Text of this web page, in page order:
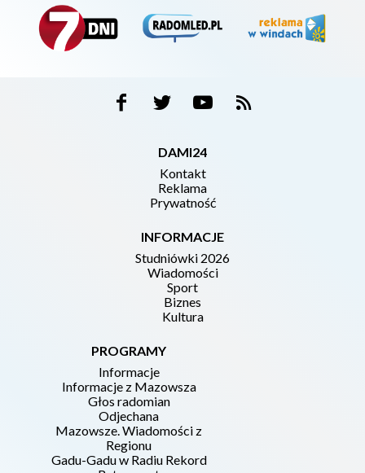
DAMI24
Kontakt
Reklama
Prywatność
INFORMACJE
Studniówki 2026
Wiadomości
Sport
Biznes
Kultura
PROGRAMY
Informacje
Informacje z Mazowsza
Głos radomian
Odjechana
Mazowsze. Wiadomości z
Regionu
Gadu-Gadu w Radiu Rekord